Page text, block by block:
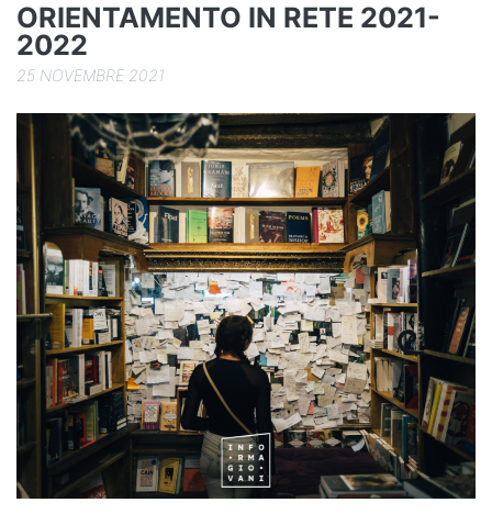
ORIENTAMENTO IN RETE 2021-
2022
25 NOVEMBRE 2021